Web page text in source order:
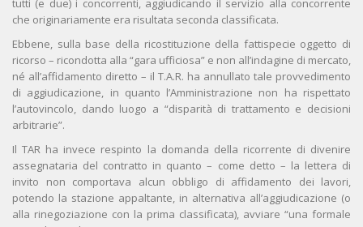
tutti (e due) i concorrenti, aggiudicando il servizio alla concorrente
che originariamente era risultata seconda classificata.
Ebbene, sulla base della ricostituzione della fattispecie oggetto di
ricorso – ricondotta alla “gara ufficiosa” e non all’indagine di mercato,
né all’affidamento diretto – il T.A.R. ha annullato tale provvedimento
di aggiudicazione, in quanto l’Amministrazione non ha rispettato
l’autovincolo, dando luogo a “disparità di trattamento e decisioni
arbitrarie”.
Il TAR ha invece respinto la domanda della ricorrente di divenire
assegnataria del contratto in quanto – come detto – la lettera di
invito non comportava alcun obbligo di affidamento dei lavori,
potendo la stazione appaltante, in alternativa all’aggiudicazione (o
alla rinegoziazione con la prima classificata), avviare “una formale